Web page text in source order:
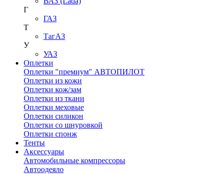
Г
ГАЗ
Т
ТагАЗ
У
УАЗ
Оплетки
Оплетки "премиум" АВТОПИЛОТ
Оплетки из кожи
Оплетки кож/зам
Оплетки из ткани
Оплетки меховые
Оплетки силикон
Оплетки со шнуровкой
Оплетки спонж
Тенты
Аксессуары
Автомобильные компрессоры
Автоодеяло